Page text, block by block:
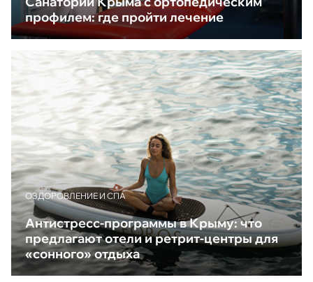
профилем: где пройти лечение
ОЗДОРОВЛЕНИЕ И СПА
Антистресс-программы в Крыму: что
предлагают отели и ретрит-центры для
«сонного» отдыха